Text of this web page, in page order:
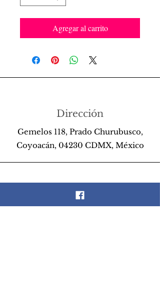
Agregar al carrito
Dirección
Gemelos 118, Prado Churubusco,
Coyoacán, 04230 CDMX, México
Teléfono